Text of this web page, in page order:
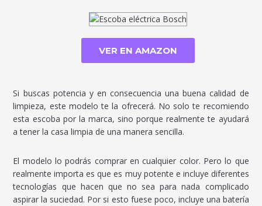
VER EN AMAZON
Si buscas potencia y en consecuencia una buena calidad de
limpieza, este modelo te la ofrecerá. No solo te recomiendo
esta escoba por la marca, sino porque realmente te ayudará
a tener la casa limpia de una manera sencilla.
El modelo lo podrás comprar en cualquier color. Pero lo que
realmente importa es que es muy potente e incluye diferentes
tecnologías que hacen que no sea para nada complicado
aspirar la suciedad. Por si esto fuese poco, incluye una batería